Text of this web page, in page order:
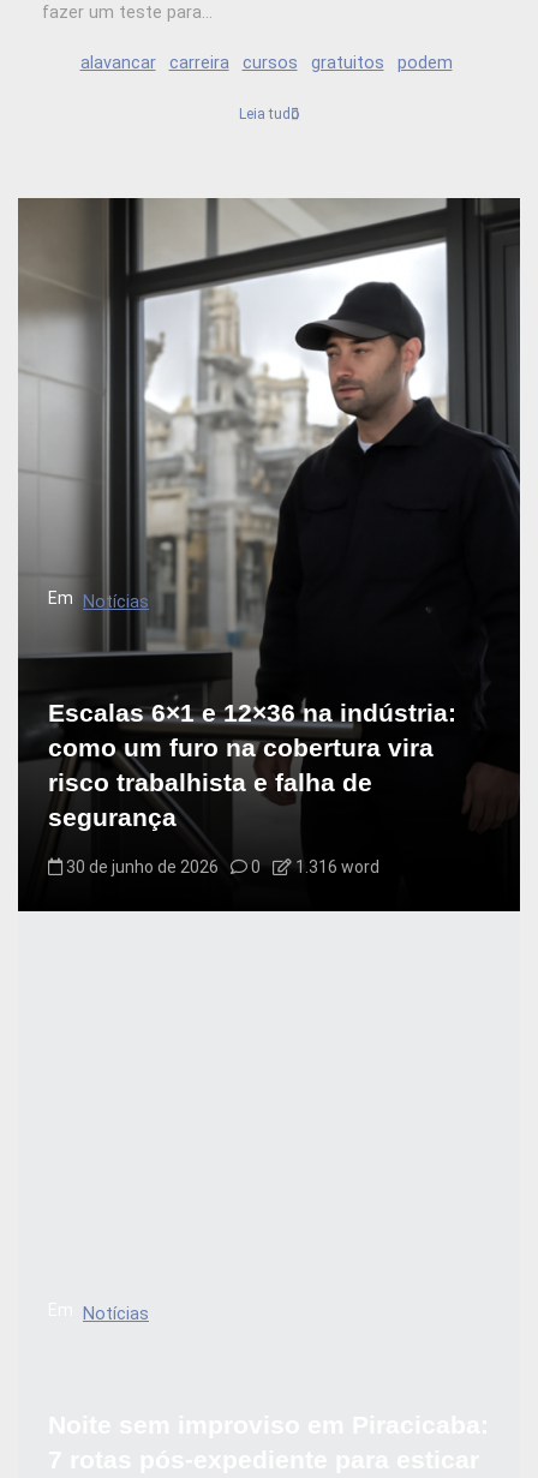
fazer um teste para...
alavancar carreira cursos gratuitos podem
Leia tudo
Em Notícias
Escalas 6×1 e 12×36 na indústria:
como um furo na cobertura vira
risco trabalhista e falha de
segurança
30 de junho de 2026 0 1.316 word
Notícias